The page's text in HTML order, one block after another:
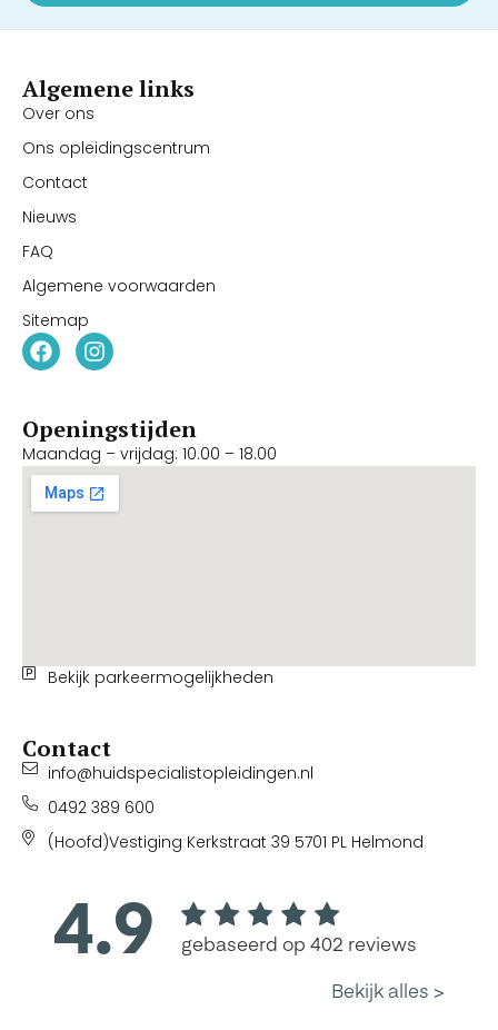
Algemene links
Over ons
Ons opleidingscentrum
Contact
Nieuws
FAQ
Algemene voorwaarden
Sitemap
Openingstijden
Maandag – vrijdag: 10.00 – 18.00
Bekijk parkeermogelijkheden
Contact
info@huidspecialistopleidingen.nl
0492 389 600
(Hoofd)Vestiging Kerkstraat 39 5701 PL Helmond